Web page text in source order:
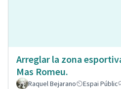
Arreglar la zona
Mas Romeu.
Raquel Bejarano Espai Públic